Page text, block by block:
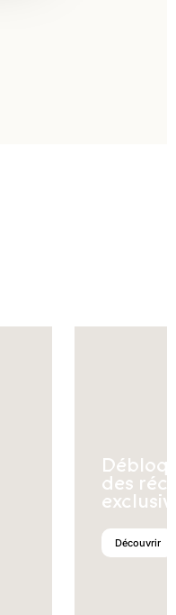
des
Découvrir